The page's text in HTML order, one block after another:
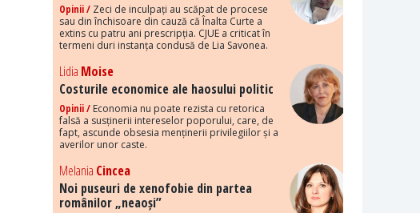
Opinii / Zeci de inculpați au scăpat de procese
sau din închisoare din cauză că Înalta Curte a
extins cu patru ani prescripția. CJUE a criticat în
termeni duri instanța condusă de Lia Savonea.
Lidia Moise
Costurile economice ale haosului politic
Opinii / Economia nu poate rezista cu retorica
falsă a susținerii intereselor poporului, care, de
fapt, ascunde obsesia menținerii privilegiilor și a
averilor unor caste.
Melania Cincea
Noi puseuri de xenofobie din partea
românilor „neaoși”